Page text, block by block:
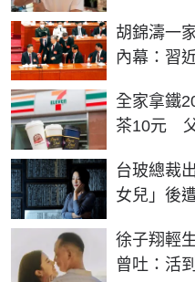
胡錦濤一
內幕：習
全家拿鐵
茶10元
台玻總裁
女兒」後
徐子翔輕
曾吐：活